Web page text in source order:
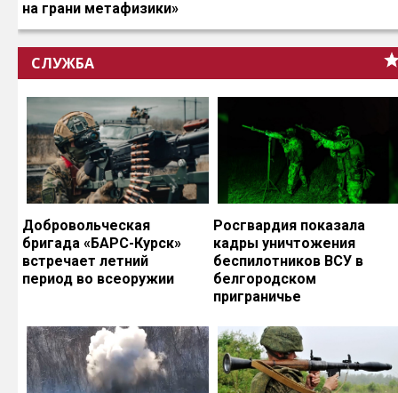
на грани метафизики»
СЛУЖБА
Добровольческая
бригада «БАРС-Курск»
встречает летний
период во всеоружии
Росгвардия показала
кадры уничтожения
беспилотников ВСУ в
белгородском
приграничье